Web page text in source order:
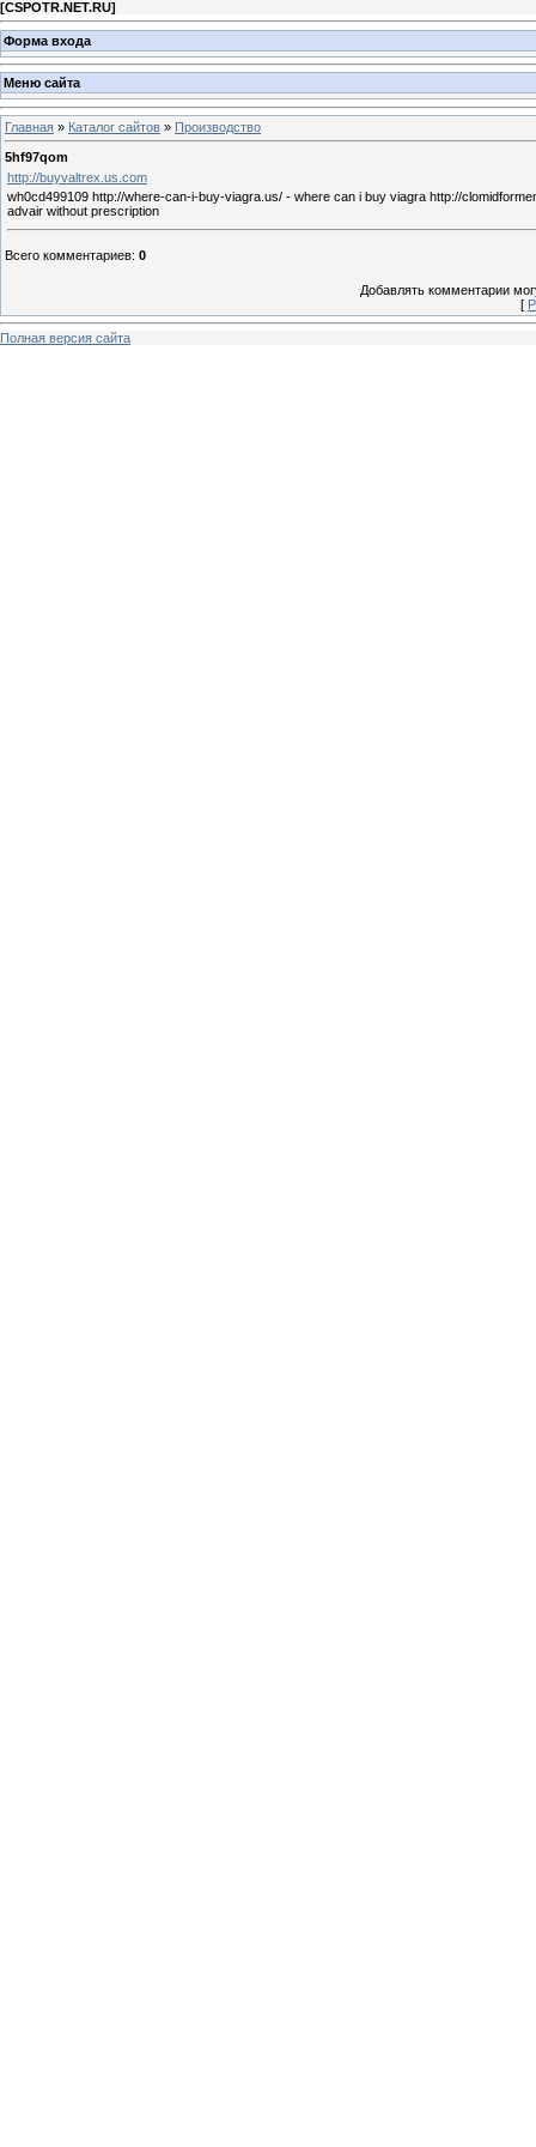
[CSPOTR.NET.RU]
Форма входа
Меню сайта
Главная » Каталог сайтов » Производство
5hf97qom
http://buyvaltrex.us.com
wh0cd499109 http://where-can-i-buy-viagra.us/ - where can i buy viagra http://
advair without prescription
Всего комментариев: 0
Добавлять комментарии
[
Полная версия сайта